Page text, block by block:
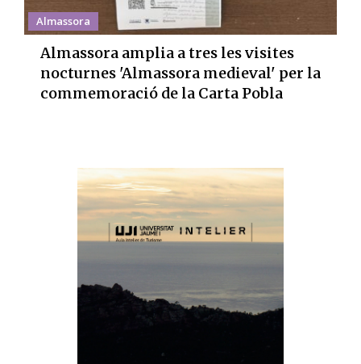
Almassora
Almassora amplia a tres les visites
nocturnes 'Almassora medieval' per la
commemoració de la Carta Pobla